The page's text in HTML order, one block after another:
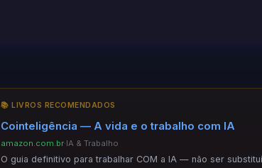
📚 LIVROS RECOMENDADOS
Cointeligência — A vida e o trabalho com IA
amazon.com.br·IA & Trabalho
O guia definitivo para trabalhar COM a IA — não ser